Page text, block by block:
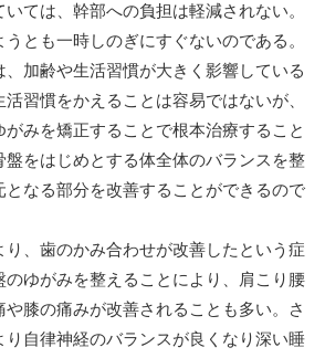
ては、幹部への負担は軽減されない。
とも一時しのぎにすぐないのである。
加齢や生活習慣が大きく影響している
習慣をかえることは容易ではないが、
みを矯正することで根本治療すること
盤をはじめとする体全体のバランスを整
となる部分を改善することができるので
、歯のかみ合わせが改善したという症
ゆがみを整えることにより、肩こり腰
膝の痛みが改善されることも多い。さ
り自律神経のバランスが良くなり深い睡